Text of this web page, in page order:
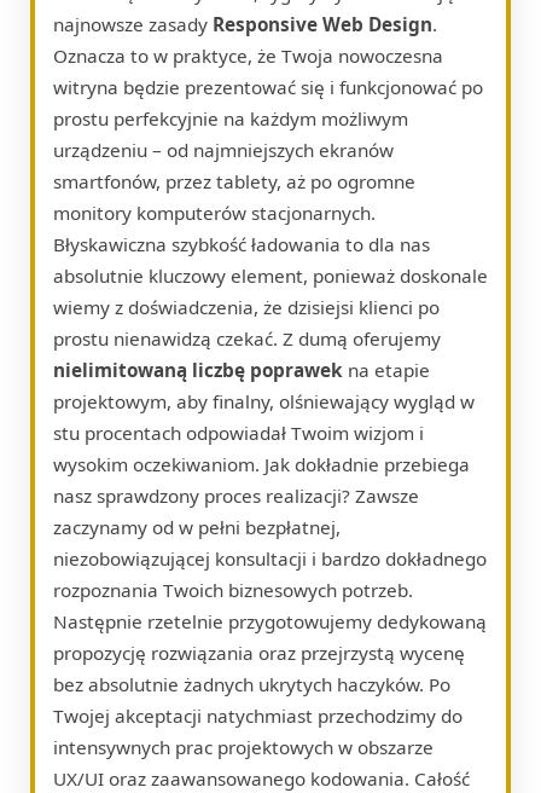
najnowsze zasady Responsive Web Design.
Oznacza to w praktyce, że Twoja nowoczesna
witryna będzie prezentować się i funkcjonować po
prostu perfekcyjnie na każdym możliwym
urządzeniu – od najmniejszych ekranów
smartfonów, przez tablety, aż po ogromne
monitory komputerów stacjonarnych.
Błyskawiczna szybkość ładowania to dla nas
absolutnie kluczowy element, ponieważ doskonale
wiemy z doświadczenia, że dzisiejsi klienci po
prostu nienawidzą czekać. Z dumą oferujemy
nielimitowaną liczbę poprawek na etapie
projektowym, aby finalny, olśniewający wygląd w
stu procentach odpowiadał Twoim wizjom i
wysokim oczekiwaniom. Jak dokładnie przebiega
nasz sprawdzony proces realizacji? Zawsze
zaczynamy od w pełni bezpłatnej,
niezobowiązującej konsultacji i bardzo dokładnego
rozpoznania Twoich biznesowych potrzeb.
Następnie rzetelnie przygotowujemy dedykowaną
propozycję rozwiązania oraz przejrzystą wycenę
bez absolutnie żadnych ukrytych haczyków. Po
Twojej akceptacji natychmiast przechodzimy do
intensywnych prac projektowych w obszarze
UX/UI oraz zaawansowanego kodowania. Całość